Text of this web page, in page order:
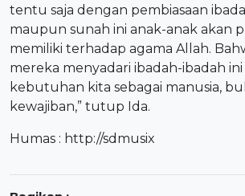
tentu saja dengan pembiasaan
maupun sunah ini anak-anak akan
memiliki terhadap agama Allah.
mereka menyadari ibadah-ibadah ini
kebutuhan kita sebagai manusia,
kewajiban,” tutup Ida.
Humas : http://sdmusix